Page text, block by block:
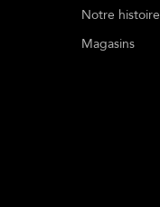
Notre histoire
Magasins